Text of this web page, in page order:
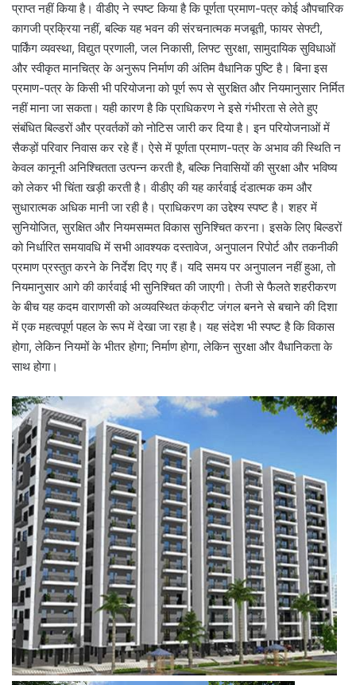
प्राप्त नहीं किया है। वीडीए ने स्पष्ट किया है कि पूर्णता प्रमाण-पत्र कोई औपचारिक
कागजी प्रक्रिया नहीं, बल्कि यह भवन की संरचनात्मक मजबूती, फायर सेफ्टी,
पार्किंग व्यवस्था, विद्युत प्रणाली, जल निकासी, लिफ्ट सुरक्षा, सामुदायिक सुविधाओं
और स्वीकृत मानचित्र के अनुरूप निर्माण की अंतिम वैधानिक पुष्टि है। बिना इस
प्रमाण-पत्र के किसी भी परियोजना को पूर्ण रूप से सुरक्षित और नियमानुसार निर्मित
नहीं माना जा सकता। यही कारण है कि प्राधिकरण ने इसे गंभीरता से लेते हुए
संबंधित बिल्डरों और प्रवर्तकों को नोटिस जारी कर दिया है। इन परियोजनाओं में
सैकड़ों परिवार निवास कर रहे हैं। ऐसे में पूर्णता प्रमाण-पत्र के अभाव की स्थिति न
केवल कानूनी अनिश्चितता उत्पन्न करती है, बल्कि निवासियों की सुरक्षा और भविष्य
को लेकर भी चिंता खड़ी करती है। वीडीए की यह कार्रवाई दंडात्मक कम और
सुधारात्मक अधिक मानी जा रही है। प्राधिकरण का उद्देश्य स्पष्ट है। शहर में
सुनियोजित, सुरक्षित और नियमसम्मत विकास सुनिश्चित करना। इसके लिए बिल्डरों
को निर्धारित समयावधि में सभी आवश्यक दस्तावेज, अनुपालन रिपोर्ट और तकनीकी
प्रमाण प्रस्तुत करने के निर्देश दिए गए हैं। यदि समय पर अनुपालन नहीं हुआ, तो
नियमानुसार आगे की कार्रवाई भी सुनिश्चित की जाएगी। तेजी से फैलते शहरीकरण
के बीच यह कदम वाराणसी को अव्यवस्थित कंक्रीट जंगल बनने से बचाने की दिशा
में एक महत्वपूर्ण पहल के रूप में देखा जा रहा है। यह संदेश भी स्पष्ट है कि विकास
होगा, लेकिन नियमों के भीतर होगा; निर्माण होगा, लेकिन सुरक्षा और वैधानिकता के
साथ होगा।